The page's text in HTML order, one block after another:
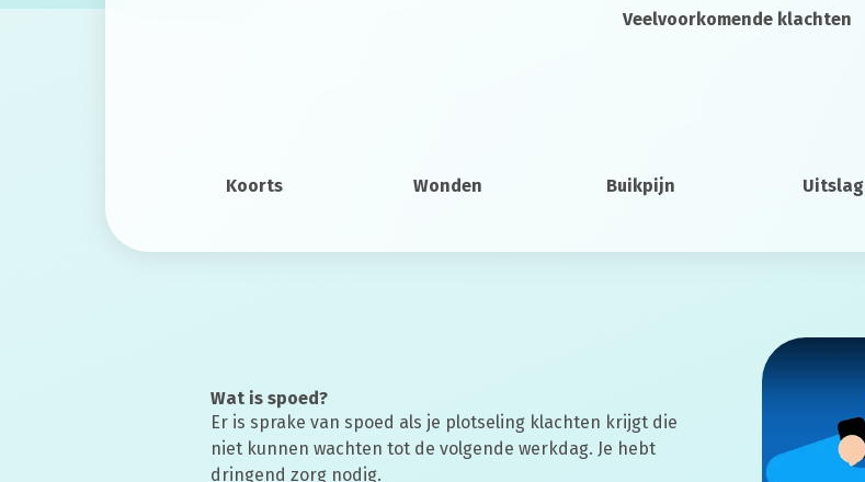
Veelvoorkomende klachten
Koorts Wonden Buikpijn Uitslag
Wat is spoed?
Er is sprake van spoed als je plotseling klachten krijgt die
niet kunnen wachten tot de volgende werkdag. Je hebt
dringend zorg nodig.